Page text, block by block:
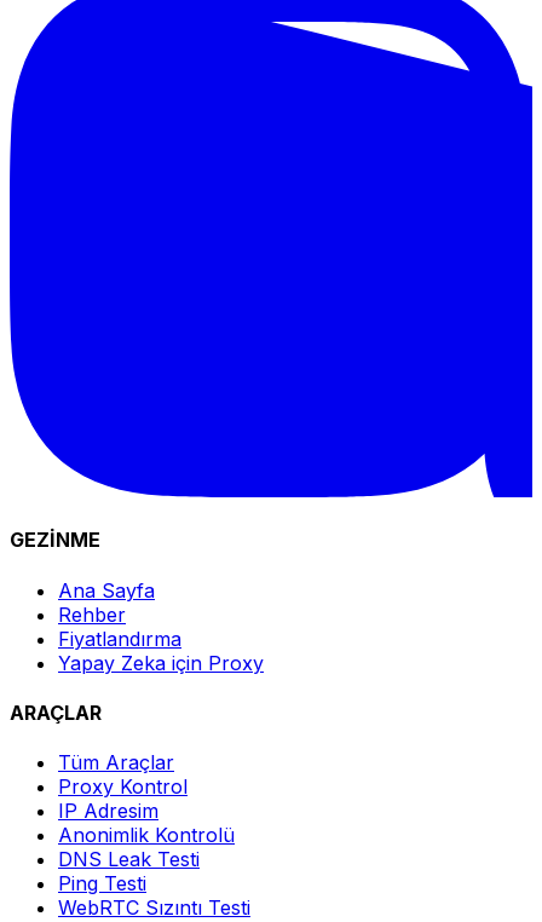
GEZİNME
Ana Sayfa
Rehber
Fiyatlandırma
Yapay Zeka için Proxy
ARAÇLAR
Tüm Araçlar
Proxy Kontrol
IP Adresim
Anonimlik Kontrolü
DNS Leak Testi
Ping Testi
WebRTC Sızıntı Testi